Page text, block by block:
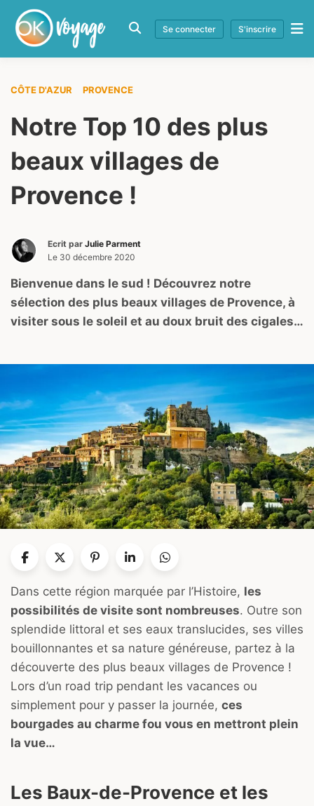
Se connecter S'inscrire
CÔTE D'AZUR PROVENCE
Notre Top 10 des plus
beaux villages de
Provence !
Ecrit par Julie Parment
Le 30 décembre 2020
Bienvenue dans le sud ! Découvrez notre
sélection des plus beaux villages de Provence, à
visiter sous le soleil et au doux bruit des cigales…
Dans cette région marquée par l’Histoire, les
possibilités de visite sont nombreuses. Outre son
splendide littoral et ses eaux translucides, ses villes
bouillonnantes et sa nature généreuse, partez à la
découverte des plus beaux villages de Provence !
Lors d’un road trip pendant les vacances ou
simplement pour y passer la journée, ces
bourgades au charme fou vous en mettront plein
la vue…
Les Baux-de-Provence et les